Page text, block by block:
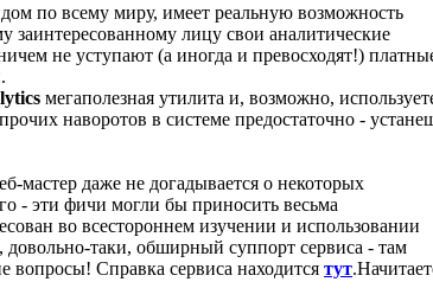
по всему миру, имеет реальную возможность
заинтересованному лицу свои аналитические
не уступают (а иногда и превосходят!)
мегаполезная утилита и, возможно,
наворотов в системе предостаточно -
мастер даже не догадывается о некоторых
- эти фичи могли бы приносить весьма
во всестороннем изучении и использовании
довольно-таки, обширный суппорт сервиса - там
вопросы! Справка сервиса находится тут